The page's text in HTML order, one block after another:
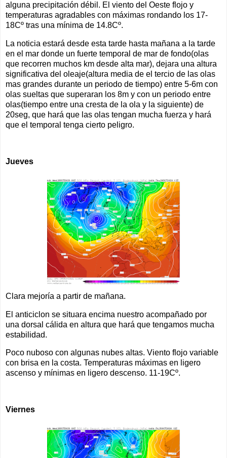
alguna precipitación débil. El viento del Oeste flojo y
temperaturas agradables con máximas rondando los 17-
18Cº tras una mínima de 14.8Cº.
La noticia estará desde esta tarde hasta mañana a la tarde
en el mar donde un fuerte temporal de mar de fondo(olas
que recorren muchos km desde alta mar), dejara una altura
significativa del oleaje(altura media de el tercio de las olas
mas grandes durante un periodo de tiempo) entre 5-6m con
olas sueltas que superaran los 8m y con un periodo entre
olas(tiempo entre una cresta de la ola y la siguiente) de
20seg, que hará que las olas tengan mucha fuerza y hará
que el temporal tenga cierto peligro.
Jueves
Clara mejoría a partir de mañana.
El anticiclon se situara encima nuestro acompañado por
una dorsal cálida en altura que hará que tengamos mucha
estabilidad.
Poco nuboso con algunas nubes altas. Viento flojo variable
con brisa en la costa. Temperaturas máximas en ligero
ascenso y mínimas en ligero descenso. 11-19Cº.
Viernes